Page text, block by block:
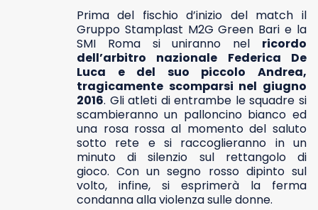
Prima del fischio d’inizio del match il
Gruppo Stamplast M2G Green Bari e la
SMI Roma si uniranno nel ricordo
dell’arbitro nazionale Federica De
Luca e del suo piccolo Andrea,
tragicamente scomparsi nel giugno
2016. Gli atleti di entrambe le squadre si
scambieranno un palloncino bianco ed
una rosa rossa al momento del saluto
sotto rete e si raccoglieranno in un
minuto di silenzio sul rettangolo di
gioco. Con un segno rosso dipinto sul
volto, infine, si esprimerà la ferma
condanna alla violenza sulle donne.